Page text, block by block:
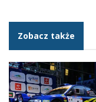
Zobacz także